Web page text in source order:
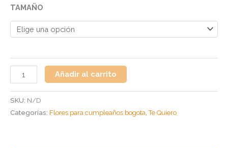
TAMAÑO
Añadir al carrito
SKU: N/D
Categorías: Flores para cumpleaños bogota,Te Quiero